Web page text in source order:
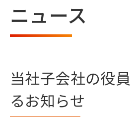
ニュース
当社子会社の役
るお知らせ